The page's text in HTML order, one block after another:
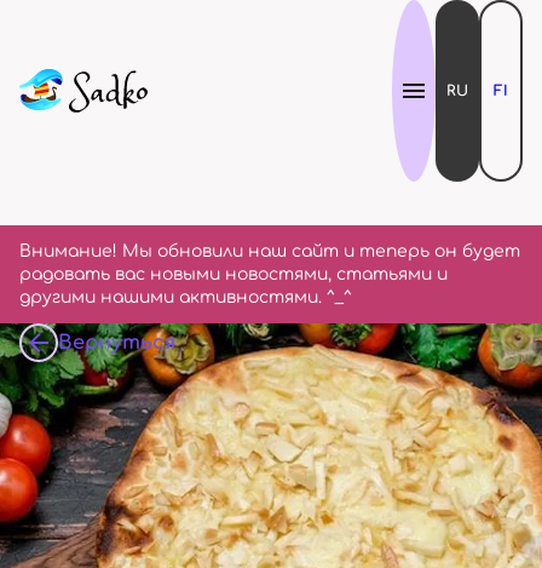
Внимание! Мы обновили наш сайт и теперь он будет
радовать вас новыми новостями, статьями и
другими нашими активностями. ^_^
RU FI
Вернуться